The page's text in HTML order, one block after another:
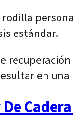
rodilla
estándar.
en